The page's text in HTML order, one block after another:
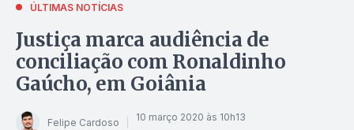
ÚLTIMAS NOTÍCIAS
Justiça marca audiência de
conciliação com Ronaldinho
Gaúcho, em Goiânia
Felipe Cardoso 10 março 2020 às 10h13